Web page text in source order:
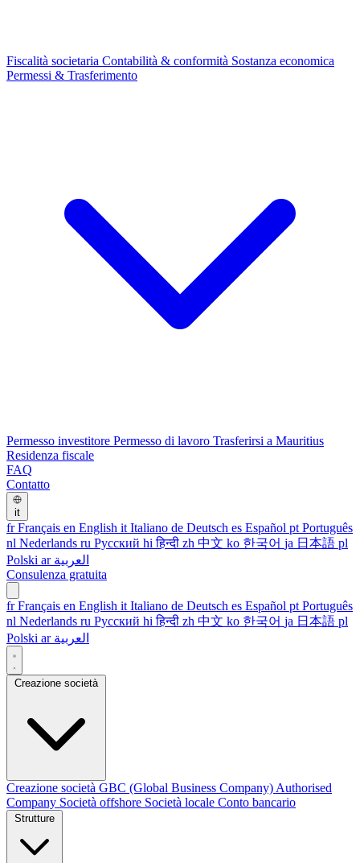
Fiscalità societaria Contabilità & conformità Sostanza economica
Permessi & Trasferimento
Permesso investitore Permesso di lavoro Trasferirsi a Mauritius
Residenza fiscale
FAQ
Contatto
it
frFrançais en English it Italiano de Deutsch es Español pt Português
nl Nederlands ru Русский hi हिन्दी zh 中文 ko 한국어 ja 日本語 pl
Polski ar العربية
Consulenza gratuita
frFrançais en English it Italiano de Deutsch es Español pt Português
nl Nederlands ru Русский hi हिन्दी zh 中文 ko 한국어 ja 日本語 pl
Polski ar العربية
Creazione società
Creazione società GBC (Global Business Company) Authorised
Company Società offshore Società locale Conto bancario